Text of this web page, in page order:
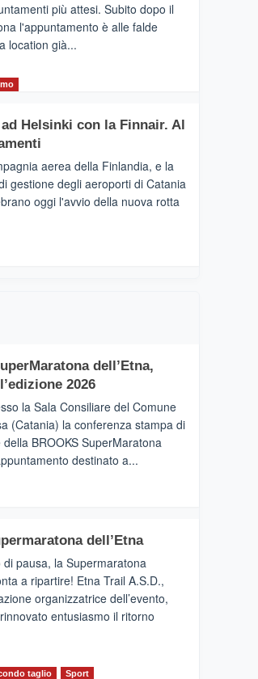
più attesi. Subito dopo il
l'appuntamento è alle falde
location già...
ad Helsinki con la Finnair. Al
aerea della Finlandia, e la
gestione degli aeroporti di Catania
oggi l'avvio della nuova rotta
dell’Etna,
2026
la Sala Consiliare del Comune
(Catania) la conferenza stampa di
BROOKS SuperMaratona
destinato a...
dell’Etna
pausa, la Supermaratona
a ripartire! Etna Trail A.S.D.,
organizzatrice dell’evento,
entusiasmo il ritorno
taglio Sport